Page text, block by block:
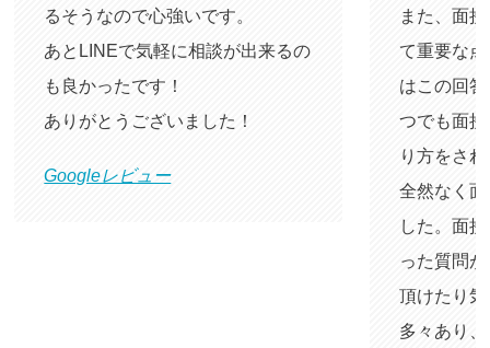
るそうなので心強いです。
あとLINEで気軽に相談が出来るの
も良かったです！
ありがとうございました！
Googleレビュー
また、面
て重要な
はこの回
つでも面
り方をさ
全然なく
した。面
った質問
頂けたり
多々あり